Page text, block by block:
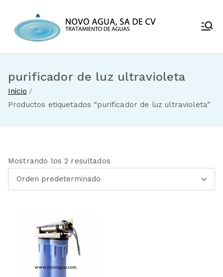
contenido
Novo Agua
de aguas
purificador de luz ultravioleta
Inicio
Productos etiquetados “purificador de luz ultravioleta”
Mostrando los 2 resultados